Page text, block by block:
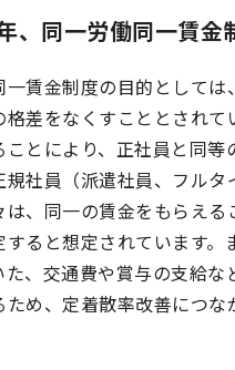
、同一労働同一賃金
一賃金制度の目的としては
格差をなくすこととされて
ことにより、正社員と同等
規社員（派遣社員、フルタ
は、同一の賃金をもらえる
すると想定されています。
た、交通費や賞与の支給な
ため、定着散率改善につな